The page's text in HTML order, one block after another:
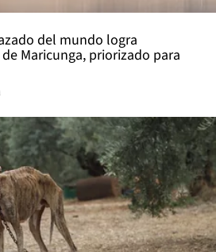
del mundo logra
Maricunga, priorizado para